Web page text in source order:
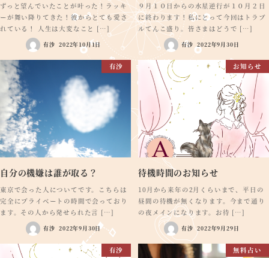
ずっと望んでいたことが叶った！ラッキ
ーが舞い降りてきた！彼からとても愛さ
れている！ 人生は大変なこと […]
有沙 2022年10月1日
９月１０日からの水星逆行が１０月２日
に終わります！私にとって今回はトラブ
ルてんこ盛り。皆さまはどうで […]
有沙 2022年9月30日
有沙
自分の機嫌は誰が取る？
東京で会った人についてです。こちらは
完全にプライベートの時間で会っており
ます。その人から発せられた言 […]
有沙 2022年9月30日
お知らせ
待機時間のお知らせ
10月から来年の2月くらいまで、平日の
昼間の待機が無くなります。今まで通り
の夜メインになります。お待 […]
有沙 2022年9月29日
有沙 無料占い